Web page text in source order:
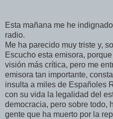
Esta mañana me he
radio.
Me ha parecido muy triste y,
Escucho esta emisora,
visión más crítica, pero me
emisora tan importante,
insulta a miles de Españoles
con su vida la legalidad del
democracia, pero sobre todo,
gente que ha muerto por la